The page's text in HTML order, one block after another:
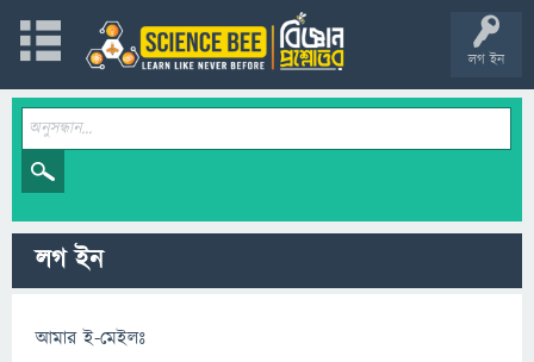
লগ ইন
লগ ইন
আমার ই-মেইলঃ